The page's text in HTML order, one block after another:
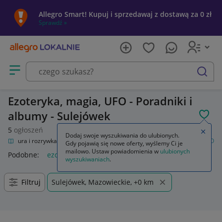
Allegro Smart! Kupuj i sprzedawaj z dostawą za 0 zł
Sprawdź »
Otwórz menu z kategoriami
szukaj
Ezoteryka, magia, UFO - Poradniki i
albumy - Sulejówek
5 ogłoszeń
Kultura i rozrywka Książki Poradniki i albumy Ezoteryka, magia, UFO
Podobne: ezoteryka magia ufo
Filtruj Sulejówek, Mazowieckie, +0 km
Dodaj swoje wyszukiwania do ulubionych.
Gdy pojawią się nowe oferty, wyślemy Ci je
mailowo. Ustaw powiadomienia w ulubionych
wyszukiwaniach.